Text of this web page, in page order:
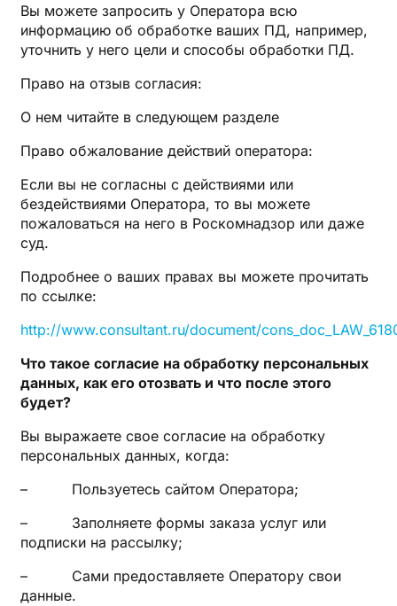
Вы можете запросить у Оператора всю
информацию об обработке ваших ПД, например,
уточнить у него цели и способы обработки ПД.
Право на отзыв согласия:
О нем читайте в следующем разделе
Право обжалование действий оператора:
Если вы не согласны с действиями или
бездействиями Оператора, то вы можете
пожаловаться на него в Роскомнадзор или даже
суд.
Подробнее о ваших правах вы можете прочитать
по ссылке:
http://www.consultant.ru/document/
Что такое согласие на обработку персональных
данных, как его отозвать и что после этого
будет?
Вы выражаете свое согласие на обработку
персональных данных, когда:
– Пользуетесь сайтом Оператора;
– Заполняете формы заказа услуг или
подписки на рассылку;
– Сами предоставляете Оператору свои
данные.